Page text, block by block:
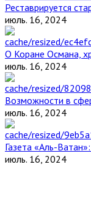
Реставрируется
июль. 16, 2024
О Коране Османа,
июль. 16, 2024
Возможности в
июль. 16, 2024
Газета «Аль-
июль. 16, 2024